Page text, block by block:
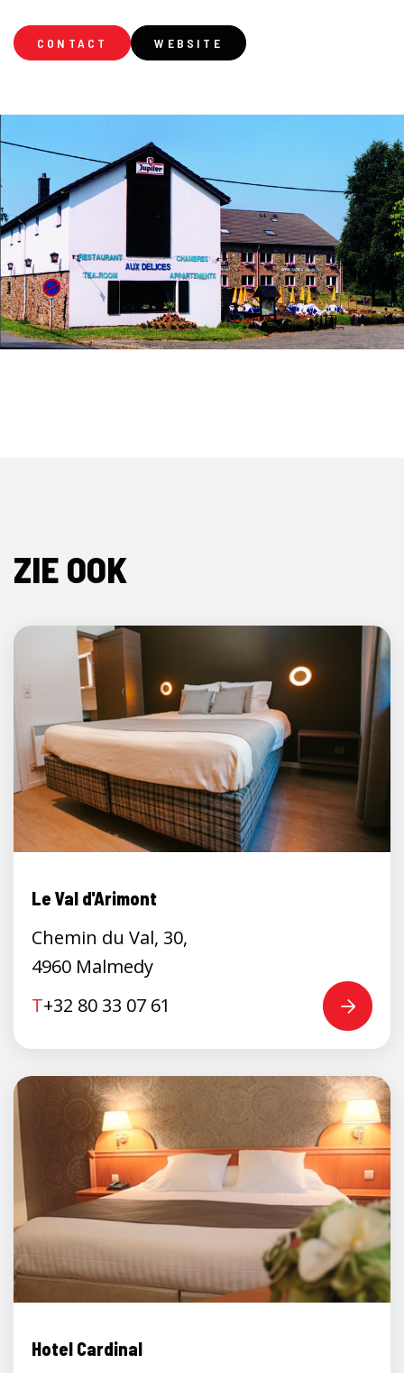
CONTACT WEBSITE
ZIE OOK
Le Val d'Arimont
Chemin du Val, 30,
4960 Malmedy
T+32 80 33 07 61
Hotel Cardinal